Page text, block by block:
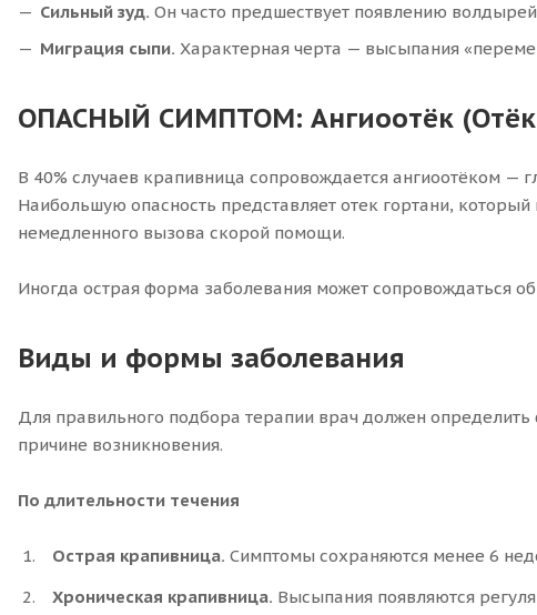
Сильный зуд. Он часто предшествует появлению
Миграция сыпи. Характерная черта — высыпания
ОПАСНЫЙ СИМПТОМ: Ангиоотёк
В 40% случаев крапивница сопровождается ангиоотёком —
Наибольшую опасность представляет отек гортани,
немедленного вызова скорой помощи.
Иногда острая форма заболевания может сопровождаться
Виды и формы заболевания
Для правильного подбора терапии врач должен
причине возникновения.
По длительности течения
Острая крапивница. Симптомы сохраняются менее 6
Хроническая крапивница. Высыпания появляются